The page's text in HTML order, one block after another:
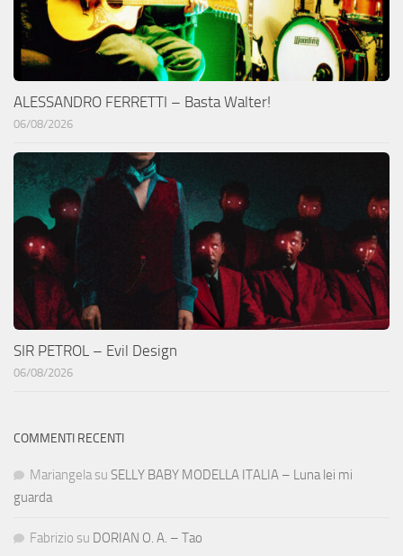
ALESSANDRO FERRETTI – Basta Walter!
06/08/2026
SIR PETROL – Evil Design
06/08/2026
COMMENTI RECENTI
Mariangela su SELLY BABY MODELLA ITALIA – Luna lei mi
guarda
Fabrizio su DORIAN O. A. – Tao